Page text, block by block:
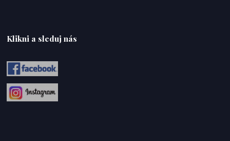
Klikni a sleduj nás